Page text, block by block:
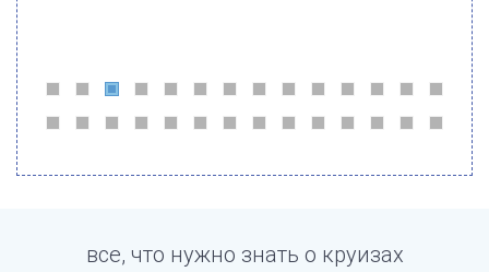
все, что нужно знать о круизах